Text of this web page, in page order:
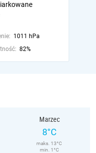
1011 hPa
82%
Marzec
8°C
maks. 13°C
min. 1°C